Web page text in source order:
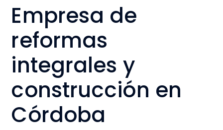
Empresa de
reformas
integrales y
construcción en
Córdoba